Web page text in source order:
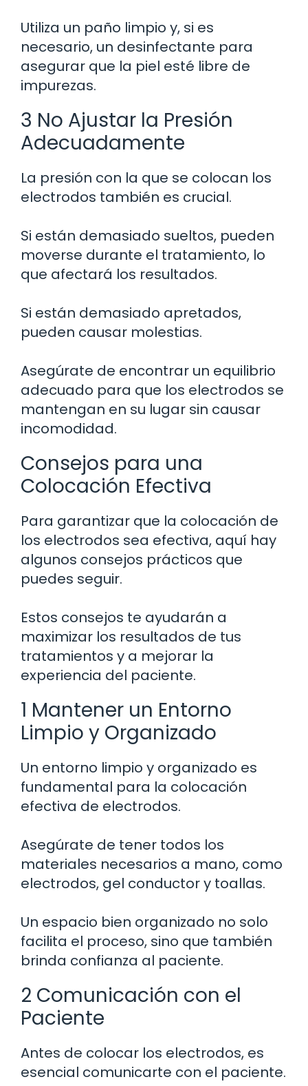
Utiliza un paño limpio y, si es
necesario, un desinfectante para
asegurar que la piel esté libre de
impurezas.
3 No Ajustar la Presión
Adecuadamente
La presión con la que se colocan los
electrodos también es crucial.
Si están demasiado sueltos, pueden
moverse durante el tratamiento, lo
que afectará los resultados.
Si están demasiado apretados,
pueden causar molestias.
Asegúrate de encontrar un equilibrio
adecuado para que los electrodos se
mantengan en su lugar sin causar
incomodidad.
Consejos para una
Colocación Efectiva
Para garantizar que la colocación de
los electrodos sea efectiva, aquí hay
algunos consejos prácticos que
puedes seguir.
Estos consejos te ayudarán a
maximizar los resultados de tus
tratamientos y a mejorar la
experiencia del paciente.
1 Mantener un Entorno
Limpio y Organizado
Un entorno limpio y organizado es
fundamental para la colocación
efectiva de electrodos.
Asegúrate de tener todos los
materiales necesarios a mano, como
electrodos, gel conductor y toallas.
Un espacio bien organizado no solo
facilita el proceso, sino que también
brinda confianza al paciente.
2 Comunicación con el
Paciente
Antes de colocar los electrodos, es
esencial comunicarte con el paciente.